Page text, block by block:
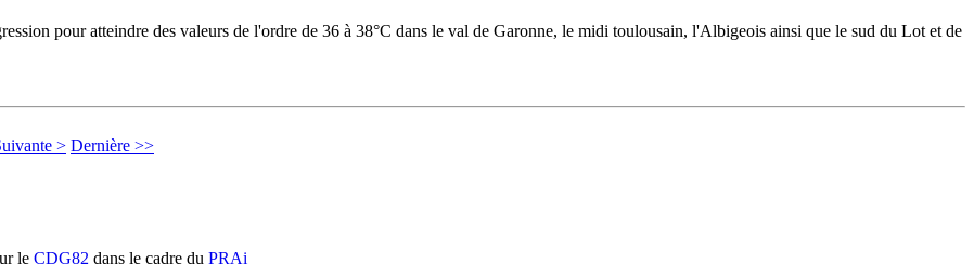
pour atteindre des valeurs de l'ordre de 36 à 38°C dans le val de Garonne, le midi toulousain, l'Albigeois ainsi que le sud du Lot et de
> Dernière >>
le CDG82 dans le cadre du PRAi